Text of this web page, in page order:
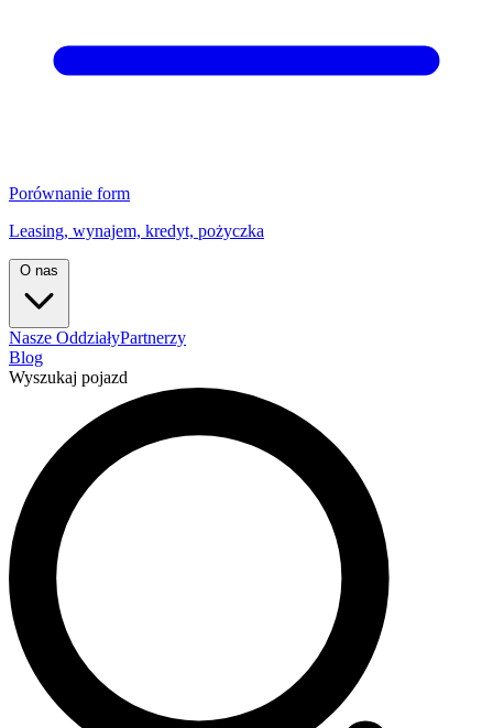
Porównanie form
Leasing, wynajem, kredyt, pożyczka
O nas
Nasze OddziałyPartnerzy
Blog
Wyszukaj pojazd